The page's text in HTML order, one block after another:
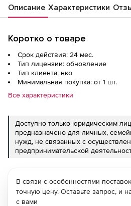
Описание Характеристики
Коротко о товаре
Срок действия: 24 мес.
Тип лицензии: обновление
Тип клиента: нко
Минимальная покупка: от 1 шт.
Все характеристики
Доступно только юридическим
предназначено для личных,
нужд, не связанных с
предпринимательской
В связи с особенностями
точную цену. Оставьте запрос, и
с вами